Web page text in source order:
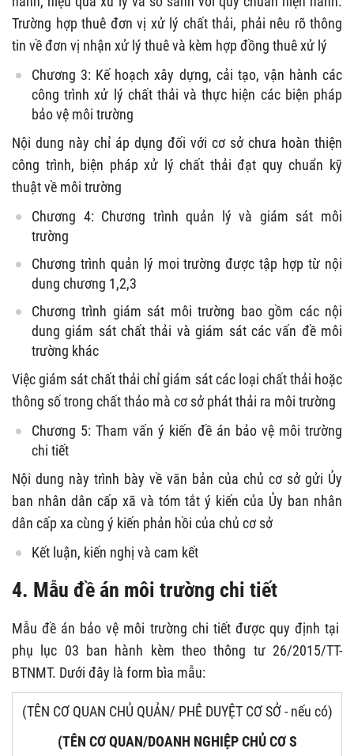
Trường hợp thuê đơn vị xử lý chất thải, phải nêu rõ thông
tin về đơn vị nhận xử lý thuê và kèm hợp đồng thuê xử lý
Chương 3: Kế hoạch xây dựng, cải tạo, vận hành các
công trình xử lý chất thải và thực hiện các biện pháp
bảo vệ môi trường
Nội dung này chỉ áp dụng đối với cơ sở chưa hoàn thiện
công trình, biện pháp xử lý chất thải đạt quy chuẩn kỹ
thuật về môi trường
Chương 4: Chương trình quản lý và giám sát môi
trường
Chương trình quản lý moi trường được tập hợp từ nội
dung chương 1,2,3
Chương trình giám sát môi trường bao gồm các nội
dung giám sát chất thải và giám sát các vấn đề môi
trường khác
Việc giám sát chất thải chỉ giám sát các loại chất thải hoặc
thông số trong chất thảo mà cơ sở phát thải ra môi trường
Chương 5: Tham vấn ý kiến đề án bảo vệ môi trường
chi tiết
Nội dung này trình bày về văn bản của chủ cơ sở gửi Ủy
ban nhân dân cấp xã và tóm tắt ý kiến của Ủy ban nhân
dân cấp xa cùng ý kiến phản hồi của chủ cơ sở
Kết luận, kiến nghị và cam kết
4. Mẫu đề án môi trường chi tiết
Mẫu đề án bảo vệ môi trường chi tiết được quy định tại
phụ lục 03 ban hành kèm theo thông tư 26/2015/TT-
BTNMT. Dưới đây là form bìa mẫu:
(TÊN CƠ QUAN CHỦ QUẢN/ PHÊ DUYỆT CƠ SỞ - nếu có)
(TÊN CƠ QUAN/DOANH NGHIỆP CHỦ CƠ S